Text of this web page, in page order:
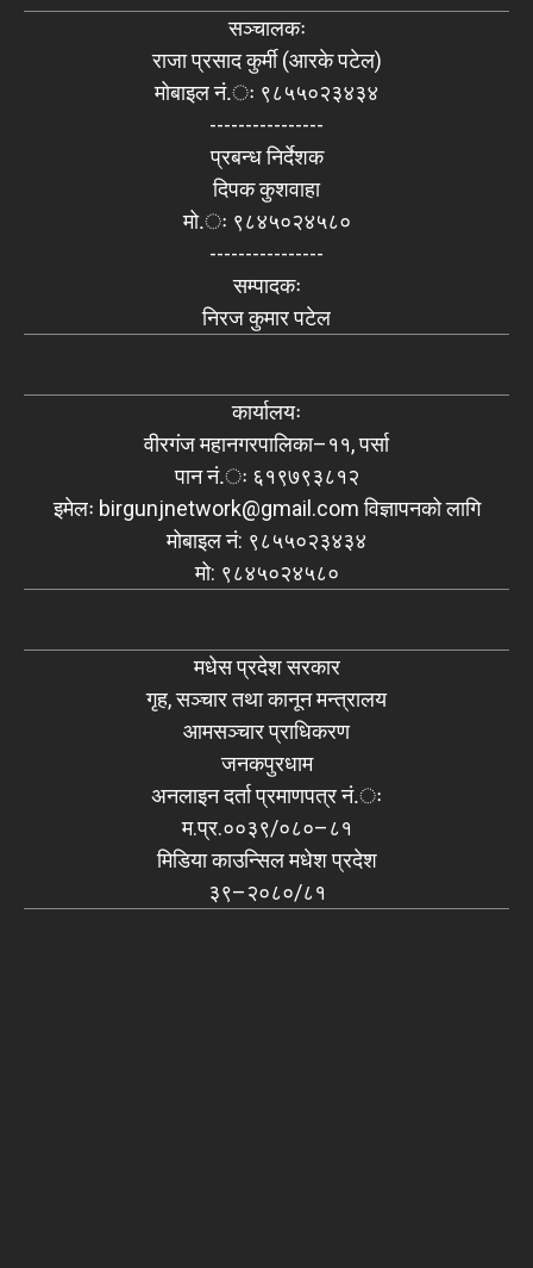
सञ्चालकः
राजा प्रसाद कुर्मी (आरके पटेल)
मोबाइल नं.ः ९८५५०२३४३४
----------------
प्रबन्ध निर्देशक
दिपक कुशवाहा
मो.ः ९८४५०२४५८०
----------------
सम्पादकः
निरज कुमार पटेल
कार्यालयः
वीरगंज महानगरपालिका–११, पर्सा
पान नं.ः ६१९७९३८१२
इमेलः birgunjnetwork@gmail.comविज्ञापनको लागि
मोबाइल नं: ९८५५०२३४३४
मो: ९८४५०२४५८०
मधेस प्रदेश सरकार
गृह, सञ्चार तथा कानून मन्त्रालय
आमसञ्चार प्राधिकरण
जनकपुरधाम
अनलाइन दर्ता प्रमाणपत्र नं.ः
म.प्र.००३९/०८०–८१
मिडिया काउन्सिल मधेश प्रदेश
३९–२०८०/८१